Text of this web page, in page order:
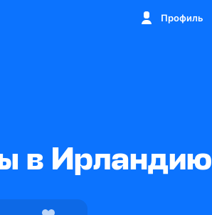
Профиль
в Ирландию